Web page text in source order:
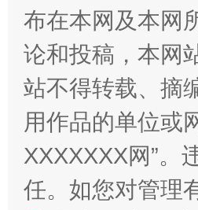
漫山遍野的桃花与雪山、麦地、
布在本网及本网
论和投稿，本网
站不得转载、摘
用作品的单位或
XXXXXXX网”。
任。如您对管理